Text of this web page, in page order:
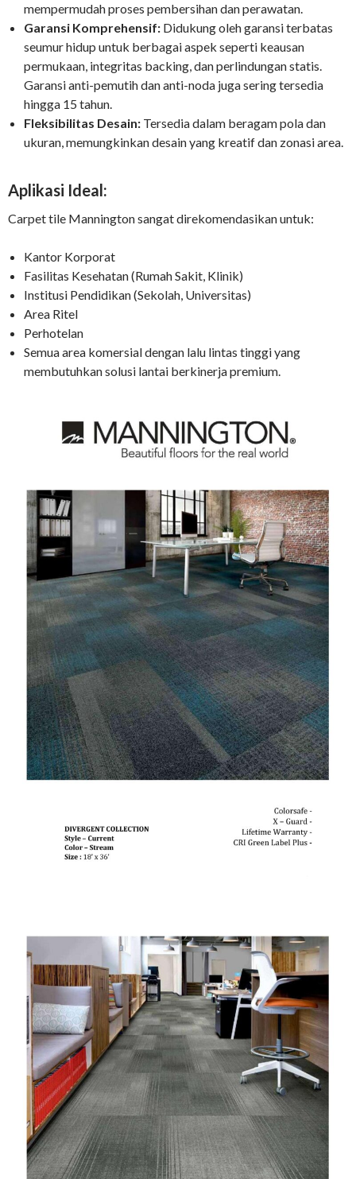
mempermudah proses pembersihan dan perawatan.
Garansi Komprehensif: Didukung oleh garansi terbatas
seumur hidup untuk berbagai aspek seperti keausan
permukaan, integritas backing, dan perlindungan statis.
Garansi anti-pemutih dan anti-noda juga sering tersedia
hingga 15 tahun.
Fleksibilitas Desain: Tersedia dalam beragam pola dan
ukuran, memungkinkan desain yang kreatif dan zonasi area.
Aplikasi Ideal:
Carpet tile Mannington sangat direkomendasikan untuk:
Kantor Korporat
Fasilitas Kesehatan (Rumah Sakit, Klinik)
Institusi Pendidikan (Sekolah, Universitas)
Area Ritel
Perhotelan
Semua area komersial dengan lalu lintas tinggi yang
membutuhkan solusi lantai berkinerja premium.